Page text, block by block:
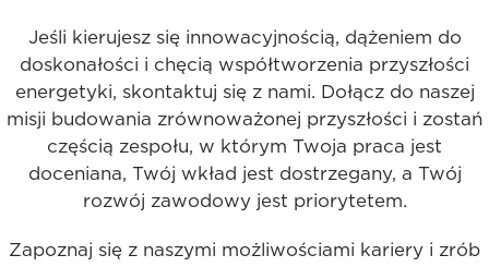
Jeśli kierujesz się innowacyjnością, dążeniem do
doskonałości i chęcią współtworzenia przyszłości
energetyki, skontaktuj się z nami. Dołącz do naszej
misji budowania zrównoważonej przyszłości i zostań
częścią zespołu, w którym Twoja praca jest
doceniana, Twój wkład jest dostrzegany, a Twój
rozwój zawodowy jest priorytetem.
Zapoznaj się z naszymi możliwościami kariery i zrób